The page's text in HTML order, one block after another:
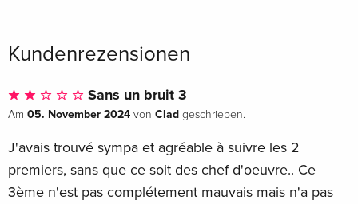
Kundenrezensionen
Sans un bruit 3
Am 05. November 2024 von Clad geschrieben.
J'avais trouvé sympa et agréable à suivre les 2
premiers, sans que ce soit des chef d'oeuvre.. Ce
3ème n'est pas complétement mauvais mais n'a pas